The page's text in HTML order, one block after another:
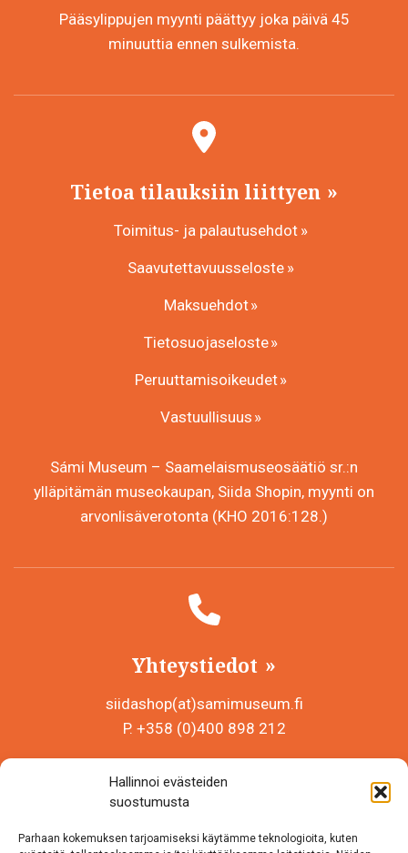
Hallinnoi evästeiden
suostumusta
Parhaan kokemuksen tarjoamiseksi käytämme teknologioita, kuten
Pääsylippujen myynti päättyy joka päivä 45
minuuttia ennen sulkemista.
Tietoa tilauksiin liittyen
Toimitus- ja palautusehdot
Saavutettavuusseloste
Maksuehdot
Tietosuojaseloste
Peruuttamisoikeudet
Vastuullisuus
Sámi Museum – Saamelaismuseosäätiö sr.:n
ylläpitämän museokaupan, Siida Shopin, myynti on
arvonlisäverotonta (KHO 2016:128.)
Yhteystiedot
siidashop(at)samimuseum.fi
P. +358 (0)400 898 212
Y-tunnus 0625907-2